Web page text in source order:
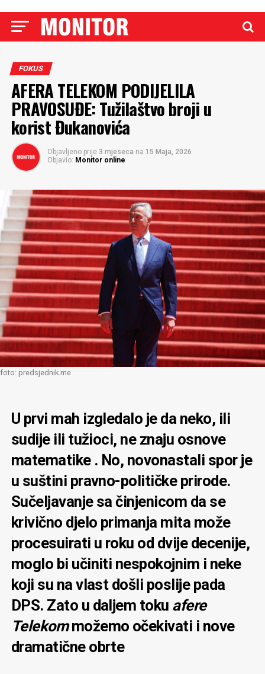
FOKUS
AFERA TELEKOM PODIJELILA
PRAVOSUĐE: Tužilaštvo broji u
korist Đukanovića
Objavljeno prije 3 mjeseca na 15 Maja, 2026
Objavio: Monitor online
foto: predsjednik.me
U prvi mah izgledalo je da neko, ili
sudije ili tužioci, ne znaju osnove
matematike . No, novonastali spor je
u suštini pravno-političke prirode.
Sučeljavanje sa činjenicom da se
krivično djelo primanja mita može
procesuirati u roku od dvije decenije,
moglo bi učiniti nespokojnim i neke
koji su na vlast došli poslije pada
DPS. Zato u daljem toku afere
Telekommožemo očekivati i nove
dramatične obrte